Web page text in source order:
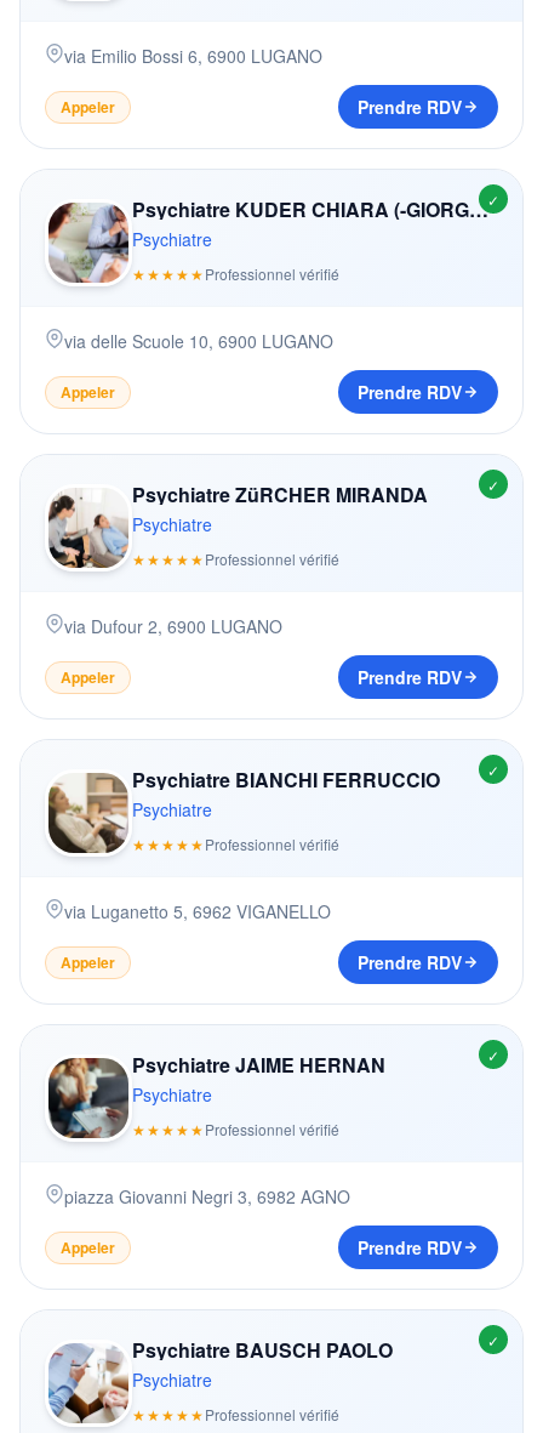
via Emilio Bossi 6, 6900 LUGANO
Appeler Prendre RDV
✓
Psychiatre KUDER CHIARA (-GIORGETTI)
Psychiatre
★★★★★Professionnel vérifié
via delle Scuole 10, 6900 LUGANO
Appeler Prendre RDV
✓
Psychiatre ZüRCHER MIRANDA
Psychiatre
★★★★★Professionnel vérifié
via Dufour 2, 6900 LUGANO
Appeler Prendre RDV
✓
Psychiatre BIANCHI FERRUCCIO
Psychiatre
★★★★★Professionnel vérifié
via Luganetto 5, 6962 VIGANELLO
Appeler Prendre RDV
✓
Psychiatre JAIME HERNAN
Psychiatre
★★★★★Professionnel vérifié
piazza Giovanni Negri 3, 6982 AGNO
Appeler Prendre RDV
✓
Psychiatre BAUSCH PAOLO
Psychiatre
★★★★★Professionnel vérifié